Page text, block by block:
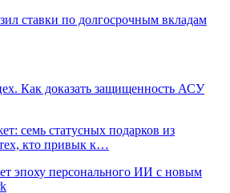
ставки по долгосрочным вкладам
Как доказать защищенность АСУ
семь статусных подарков из
кто привык к…
эпоху персонального ИИ с новым